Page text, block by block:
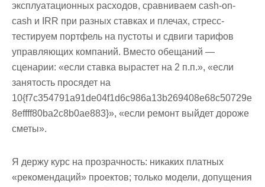
эксплуатационных расходов, сравниваем cash-on-
cash и IRR при разных ставках и плечах, стресс-
тестируем портфель на пустоты и сдвиги тарифов
управляющих компаний. Вместо обещаний —
сценарии: «если ставка вырастет на 2 п.п.», «если
занятость просядет на
10{f7c354791a91de04f1d6c986a13b269408e68c50729e
8effff80ba2c8b0ae883}», «если ремонт выйдет дороже
сметы».
Я держу курс на прозрачность: никаких платных
«рекомендаций» проектов; только модели, допущения